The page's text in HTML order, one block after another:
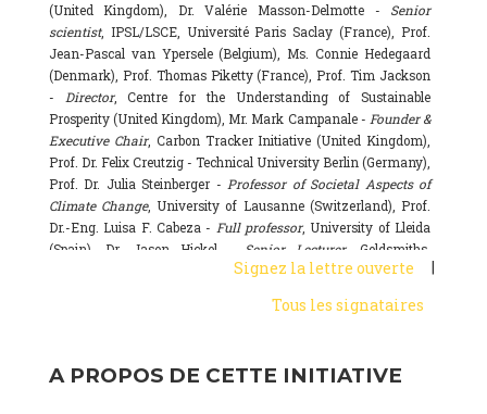
(United Kingdom), Dr. Valérie Masson-Delmotte - Senior
scientist, IPSL/LSCE, Université Paris Saclay (France), Prof.
Jean-Pascal van Ypersele (Belgium), Ms. Connie Hedegaard
(Denmark), Prof. Thomas Piketty (France), Prof. Tim Jackson
- Director, Centre for the Understanding of Sustainable
Prosperity (United Kingdom), Mr. Mark Campanale -Founder &
Executive Chair, Carbon Tracker Initiative (United Kingdom),
Prof. Dr. Felix Creutzig - Technical University Berlin (Germany),
Prof. Dr. Julia Steinberger -Professor of Societal Aspects of
Climate Change, University of Lausanne (Switzerland), Prof.
Dr.-Eng. Luisa F. Cabeza - Full professor, University of Lleida
(Spain), Dr. Jason Hickel -
Senior Lecturer, Goldsmiths,
University of London (United Kingdom), Prof. Dominique
Executive Director & Professor, Arctic
National Research Council (CSIC) (Spain), Dr. Alain Grandjean
Signez la lettre ouverte
|
Tous les signataires
A PROPOS DE CETTE INITIATIVE